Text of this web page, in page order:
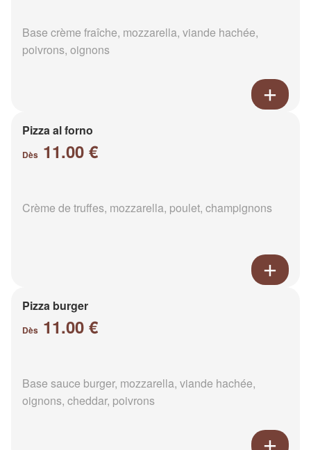
Base crème fraîche, mozzarella, viande hachée,
poivrons, oignons
Pizza al forno
Dès 11.00 €
Crème de truffes, mozzarella, poulet, champignons
Pizza burger
Dès 11.00 €
Base sauce burger, mozzarella, viande hachée,
oignons, cheddar, poivrons